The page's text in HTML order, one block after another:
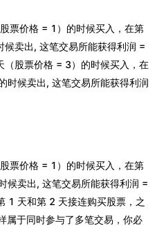
票价格 = 1）的时候买入，在第
卖出, 这笔交易所能获得利润 =
股票价格 = 3）的时候买入，在
时候卖出, 这笔交易所能获得利润
票价格 = 1）的时候买入，在第
候卖出, 这笔交易所能获得利润 =
1 天和第 2 天接连购买股票，之
属于同时参与了多笔交易，你必